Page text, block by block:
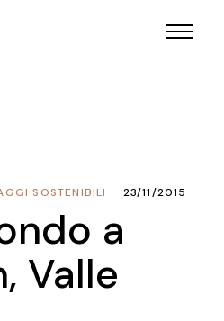
SOSTENIBILI 23/11/2015
a
Valle